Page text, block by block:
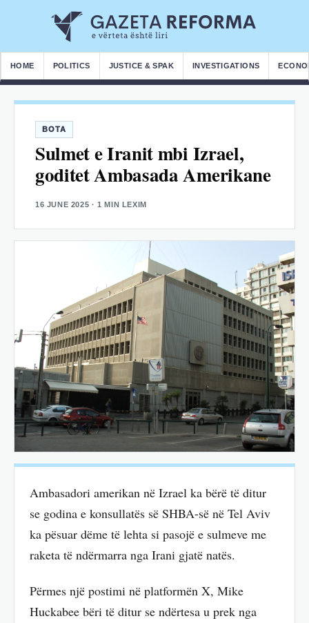
HOME POLITICS JUSTICE & SPAK INVESTIGATIONS
BOTA
Sulmet e Iranit mbi Izrael,
goditet Ambasada Amerikane
16 JUNE 2025 · 1 MIN LEXIM
Ambasadori amerikan në Izrael ka bërë të ditur
se godina e konsullatës së SHBA-së në Tel Aviv
ka pësuar dëme të lehta si pasojë e sulmeve me
raketa të ndërmarra nga Irani gjatë natës.
Përmes një postimi në platformën X, Mike
Huckabee bëri të ditur se ndërtesa u prek nga